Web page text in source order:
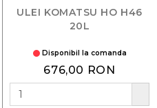
ULEI KOMATSU HO H46
20L
Disponibil la comanda
676,00 RON